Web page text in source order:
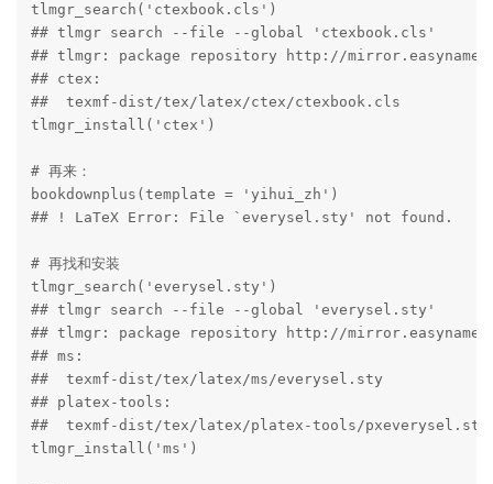
tlmgr_search('ctexbook.cls')
## tlmgr search --file --global 'ctexbook.cls'
## tlmgr: package repository http://
## ctex:
##  texmf-dist/tex/latex/ctex/ctexbook.cls
tlmgr_install('ctex')
# 再来：
bookdownplus(template = 'yihui_zh')
## ! LaTeX Error: File `everysel.sty' not found.
# 再找和安装
tlmgr_search('everysel.sty')
## tlmgr search --file --global 'everysel.sty'
## tlmgr: package repository http://
## ms:
##  texmf-dist/tex/latex/ms/everysel.sty
## platex-tools:
##  texmf-dist/tex/latex/platex-tools/pxeverysel.sty
tlmgr_install('ms')